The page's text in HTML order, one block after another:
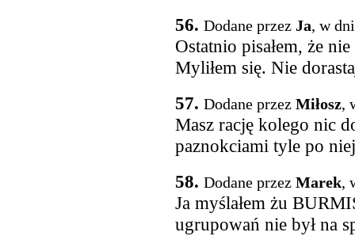
56. Dodane przez Ja, w
Ostatnio pisałem, że
Myliłem się. Nie
57. Dodane przez Miłosz,
Masz rację kolego nic
paznokciami tyle po niej
58. Dodane przez Marek,
Ja myślałem żu
ugrupowań nie był na